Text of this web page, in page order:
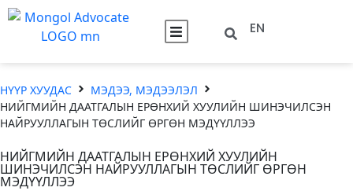
EN
НҮҮР ХУУДАС
МЭДЭЭ, МЭДЭЭЛЭЛ
НИЙГМИЙН ДААТГАЛЫН ЕРӨНХИЙ ХУУЛИЙН ШИНЭЧИЛСЭН
НАЙРУУЛЛАГЫН ТӨСЛИЙГ ӨРГӨН МЭДҮҮЛЛЭЭ
НИЙГМИЙН ДААТГАЛЫН ЕРӨНХИЙ ХУУЛИЙН
ШИНЭЧИЛСЭН НАЙРУУЛЛАГЫН ТӨСЛИЙГ ӨРГӨН
МЭДҮҮЛЛЭЭ